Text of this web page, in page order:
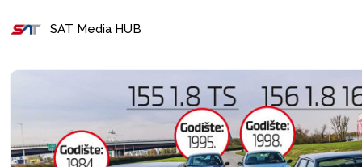
SAT Media HUB